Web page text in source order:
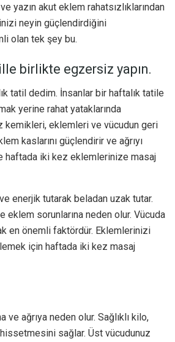
yazın akut eklem rahatsızlıklarından
neyin güçlendirdiğini
olan tek şey bu.
birlikte egzersiz yapın.
tatil dedim. İnsanlar bir haftalık tatile
yerine rahat yataklarında
kemikleri, eklemleri ve vücudun geri
kaslarını güçlendirir ve ağrıyı
haftada iki kez eklemlerinize masaj
enerjik tutarak beladan uzak tutar.
eklem sorunlarına neden olur. Vücuda
en önemli faktördür. Eklemlerinizi
için haftada iki kez masaj
ve ağrıya neden olur. Sağlıklı kilo,
sağlar. Üst vücudunuz